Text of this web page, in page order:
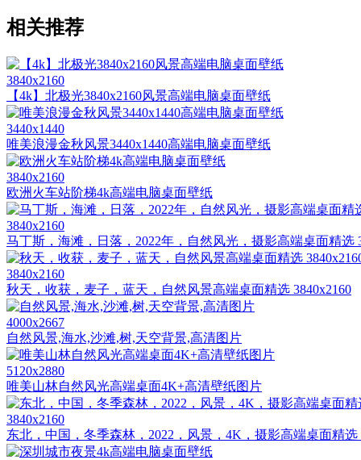
相关推荐
3840x2160
【4k】北极光3840x2160风景高端电脑桌面壁纸
3440x1440
唯美浪漫金秋风景3440x1440高端电脑桌面壁纸
3840x2160
欧洲火车站阶梯4k高端电脑桌面壁纸
3840x2160
马丁斯，海滩，日落，2022年，自然风光，摄影高端桌面精选
3840x2160
秋天，收获，麦子，蓝天，自然风景高端桌面精选 3840x2160
4000x2667
自然风景,海水,沙滩,树,天空背景,高清图片
5120x2880
唯美山林自然风光高端桌面4K+高清壁纸图片
3840x2160
东北，中国，冬季森林，2022，风景，4K，摄影高端桌面精选